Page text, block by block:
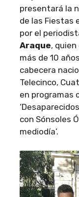
presentará la
de las Fiestas
por el
Araque,
más de 10
cabecera
Telecinco,
en programas
con Sónsoles
mediodía’.